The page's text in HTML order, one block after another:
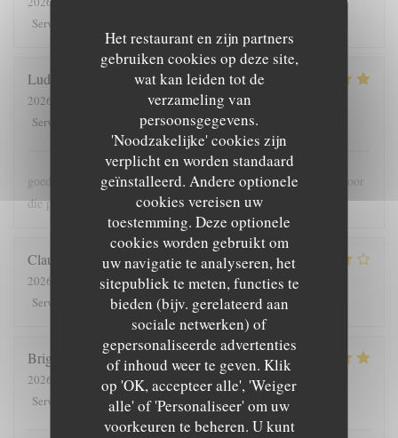
Het restaurant en zijn partners
gebruiken cookies op deze site,
wat kan leiden tot de
verzameling van
persoonsgegevens.
'Noodzakelijke' cookies zijn
verplicht en worden standaard
geïnstalleerd. Andere optionele
cookies vereisen uw
toestemming. Deze optionele
cookies worden gebruikt om
uw navigatie te analyseren, het
sitepubliek te meten, functies te
bieden (bijv. gerelateerd aan
sociale netwerken) of
gepersonaliseerde advertenties
of inhoud weer te geven. Klik
op 'OK, accepteer alle', 'Weiger
alle' of 'Personaliseer' om uw
voorkeuren te beheren. U kunt
Service
Ludo
2026-07-30
- 18:00 - Gasten 2
Service
Atmosfeer:5/5 Keuken:5/5 Kwaliteit / Prijs
goede bediening , lekker en meer dan voldoende grote porties voor
die prijs
Claude
2026-08-01
- 19:30 - Gasten 5
Service
Atmosfeer: 4/5 Keuken:4/5 Kwaliteit / Prijs
Brigitte
2026-07-28
- 12:00 - Gasten 4
Service
Atmosfeer: 5/5 Keuken: 5 /5 Kwaliteit / Prijs